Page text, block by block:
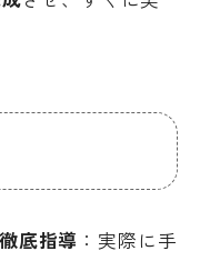
底指導 ：実際に手